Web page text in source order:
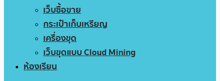
เว็บซื้อขาย
กระเป๋าเก็บเหรียญ
เครื่องขุด
เว็บขุดแบบ Cloud Mining
ห้องเรียน